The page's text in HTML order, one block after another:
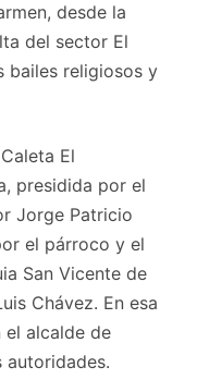
desde la
del sector El
bailes religiosos y
El
presidida por el
Jorge Patricio
el párroco y el
San Vicente de
Chávez. En esa
alcalde de
autoridades.